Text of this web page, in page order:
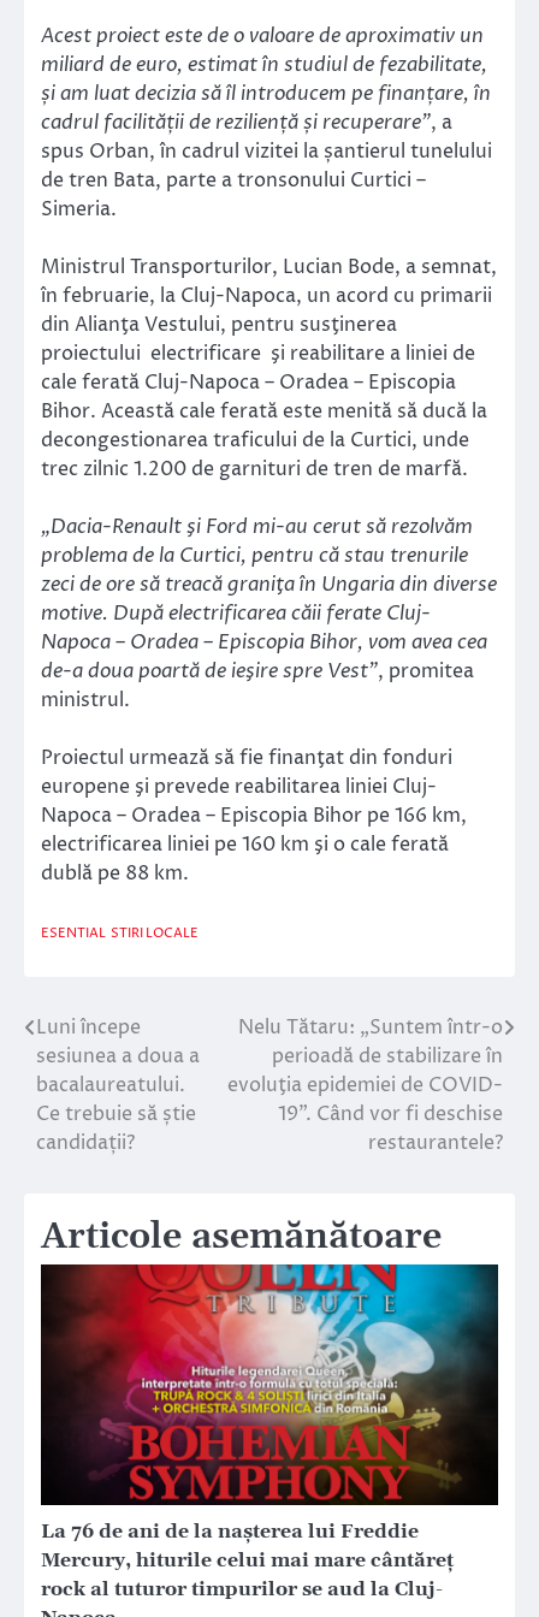
Acest proiect este de o valoare de aproximativ un
miliard de euro, estimat în studiul de fezabilitate,
și am luat decizia să îl introducem pe finanțare, în
cadrul facilității de reziliență și recuperare”, a
spus Orban, în cadrul vizitei la șantierul tunelului
de tren Bata, parte a tronsonului Curtici –
Simeria.
Ministrul Transporturilor, Lucian Bode, a semnat,
în februarie, la Cluj-Napoca, un acord cu primarii
din Alianţa Vestului, pentru susţinerea
proiectului electrificare şi reabilitare a liniei de
cale ferată Cluj-Napoca – Oradea – Episcopia
Bihor. Această cale ferată este menită să ducă la
decongestionarea traficului de la Curtici, unde
trec zilnic 1.200 de garnituri de tren de marfă.
„Dacia-Renault şi Ford mi-au cerut să rezolvăm
problema de la Curtici, pentru că stau trenurile
zeci de ore să treacă graniţa în Ungaria din diverse
motive. După electrificarea căii ferate Cluj-
Napoca – Oradea – Episcopia Bihor, vom avea cea
de-a doua poartă de ieşire spre Vest”, promitea
ministrul.
Proiectul urmează să fie finanţat din fonduri
europene şi prevede reabilitarea liniei Cluj-
Napoca – Oradea – Episcopia Bihor pe 166 km,
electrificarea liniei pe 160 km şi o cale ferată
dublă pe 88 km.
ESENTIAL STIRI LOCALE
Navigare
în
articole
Luni începe
sesiunea a doua a
bacalaureatului.
Ce trebuie să știe
candidații?
Nelu Tătaru: „Suntem într-o
perioadă de stabilizare în
evoluţia epidemiei de COVID-
19”. Când vor fi deschise
restaurantele?
Articole asemănătoare
La 76 de ani de la nașterea lui Freddie
Mercury, hiturile celui mai mare cântăreț
rock al tuturor timpurilor se aud la Cluj-